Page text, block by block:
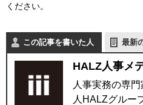
ください。
この記事を書いた人 最新
HALZ人事メ
人事実務の専
人HALZグルー